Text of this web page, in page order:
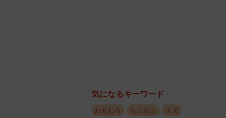
気になるキーワード
おもしろ もふもふ イヌ